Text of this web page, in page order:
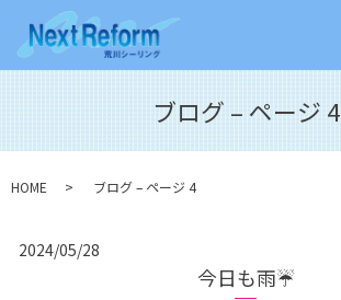
ブログ – ページ 4
HOME ブログ – ページ 4
2024/05/28
今日も雨☔️